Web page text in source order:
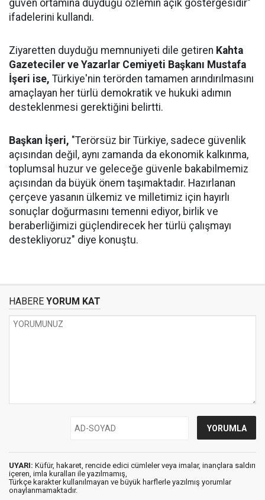
güven ortamına duyduğu özlemin açık göstergesidir"
ifadelerini kullandı.
Ziyaretten duyduğu memnuniyeti dile getiren Kahta
Gazeteciler ve Yazarlar Cemiyeti Başkanı Mustafa
İşeri ise, Türkiye'nin terörden tamamen arındırılmasını
amaçlayan her türlü demokratik ve hukuki adımın
desteklenmesi gerektiğini belirtti.
Başkan İşeri, "Terörsüz bir Türkiye, sadece güvenlik
açısından değil, aynı zamanda da ekonomik kalkınma,
toplumsal huzur ve geleceğe güvenle bakabilmemiz
açısından da büyük önem taşımaktadır. Hazırlanan
çerçeve yasanın ülkemiz ve milletimiz için hayırlı
sonuçlar doğurmasını temenni ediyor, birlik ve
beraberliğimizi güçlendirecek her türlü çalışmayı
destekliyoruz" diye konuştu.
HABERE YORUM KAT
UYARI: Küfür, hakaret, rencide edici cümleler veya imalar, inançlara saldırı
içeren, imla kuralları ile yazılmamış,
Türkçe karakter kullanılmayan ve büyük harflerle yazılmış yorumlar
onaylanmamaktadır.